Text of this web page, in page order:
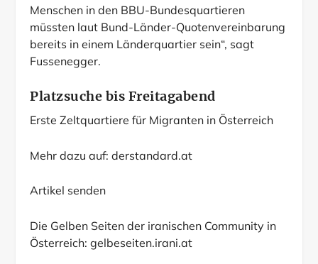
Menschen in den BBU-Bundesquartieren
müssten laut Bund-Länder-Quotenvereinbarung
bereits in einem Länderquartier sein“, sagt
Fussenegger.
Platzsuche bis Freitagabend
Erste Zeltquartiere für Migranten in Österreich
Mehr dazu auf:derstandard.at
Artikel senden
Die Gelben Seiten der iranischen Community in
Österreich:gelbeseiten.irani.at